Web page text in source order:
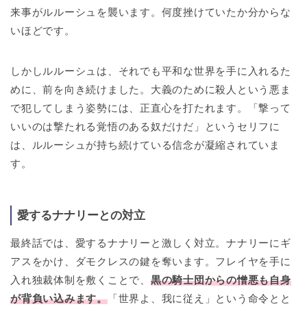
来事がルルーシュを襲います。何度挫けていたか分からな
いほどです。
しかしルルーシュは、それでも平和な世界を手に入れるた
めに、前を向き続けました。大義のために殺人という悪ま
で犯してしまう姿勢には、正直心を打たれます。「撃って
いいのは撃たれる覚悟のある奴だけだ」というセリフに
は、ルルーシュが持ち続けている信念が凝縮されていま
す。
愛するナナリーとの対立
最終話では、愛するナナリーと激しく対立。ナナリーにギ
アスをかけ、ダモクレスの鍵を奪います。フレイヤを手に
入れ独裁体制を敷くことで、 黒の騎士団からの憎悪も自身
が背負い込みます。「世界よ、我に従え」という命令とと